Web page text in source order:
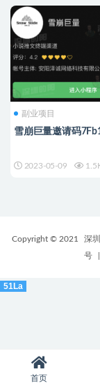
副业项目
雪崩巨量邀请码
2023-05-09
Copyright © 2021 深
号
首页
51La